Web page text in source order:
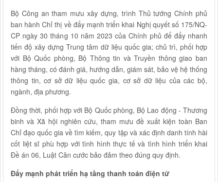
Bộ Công an tham mưu xây dựng, trình Thủ tướng Chính phủ
ban hành Chỉ thị về đẩy mạnh triển khai Nghị quyết số 175/NQ-
CP ngày 30 tháng 10 năm 2023 của Chính phủ để đẩy nhanh
tiến độ xây dựng Trung tâm dữ liệu quốc gia; chủ trì, phối hợp
với Bộ Quốc phòng, Bộ Thông tin và Truyền thông giao ban
hàng tháng, có đánh giá, hướng dẫn, giám sát, bảo vệ hệ thống
thông tin, cơ sở dữ liệu quốc gia, cơ sở dữ liệu của các bộ,
ngành, địa phương.
Đồng thời, phối hợp với Bộ Quốc phòng, Bộ Lao động - Thương
binh và Xã hội nghiên cứu, tham mưu đề xuất kiện toàn Ban
Chỉ đạo quốc gia về tìm kiếm, quy tập và xác định danh tính hài
cốt liệt sĩ phù hợp với tình hình thực tế và tình hình triển khai
Đề án 06, Luật Căn cước bảo đảm theo đúng quy định.
Đẩy mạnh phát triển hạ tầng thanh toán điện tử